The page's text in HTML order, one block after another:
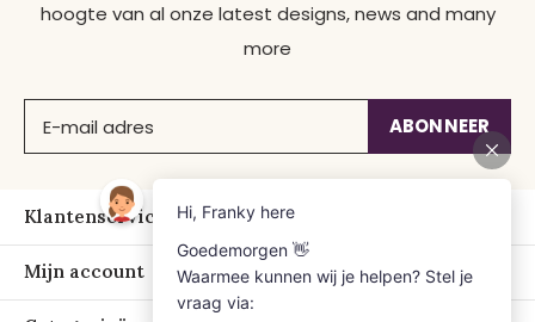
hoogte van al onze latest designs, news and many
more
ABONNEER
Klantenservice
Mijn account